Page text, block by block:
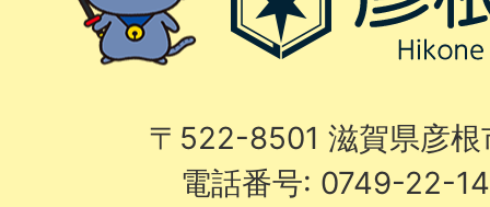
〒522-8501 滋賀県彦
電話番号: 0749-22-